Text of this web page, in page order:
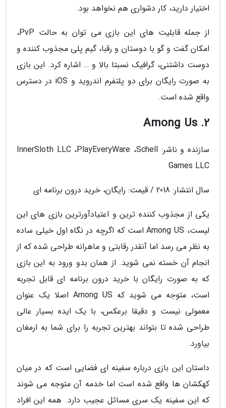
اختیار دارید، کار دشواری هم نخواهد بود.
از جمله قابلیت های این بازی می توان به حالت PvP،
امکان گفت و گو با دوستان و رقبا، گیم پلی مجذوب کننده و
دوست داشتنی، گرافیک نسبتا بالا و … اشاره کرد. این بازی
به صورت رایگان برای دو پلتفرم اندروید و iOS در دسترس
واقع شده است.
2. Among Us
سازنده و ناشر: InnerSloth LLC ،PlayEveryWare ،Schell
Games LLC
سال انتشار: 2018 / قیمت: رایگان، خرید درون برنامه ای
یکی از مجذوب کننده ترین و اعتیادآورترین بازی های این
لیست، Among US است که اگرچه در نگاه اول خیلی ساده
به نظر می رسد اما آنقدر رقابتی و ماهرانه طراحی شده که از
انجام آن خسته نمی شوید. از همان بدو ورود به این بازی
که به صورت رایگان با خرید درون برنامه ای قابل تجربه
است، متوجه می شوید که Among US اصلا یک عنوان
معمولی نیست و دقیقا برعکس، با یک ایده بسیار عالی
طراحی شده تا بتواند بهترین تجربه را برای شما به ارمغان
بیاورد.
داستان این بازی درباره سفینه ای فضایی است که در میان
کهکشان ها واقع شده است اما خدمه آن متوجه می شوند
که این سفینه یک سری مسائل عجیب دارد. همه این افراد